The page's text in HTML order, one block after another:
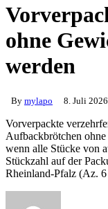
ohne
werden
By mylapo 8. Juli 2026
Vorverpackte
Aufbackbrötchen
wenn alle Stücke von
Stückzahl auf der
Rheinland-Pfalz (Az.